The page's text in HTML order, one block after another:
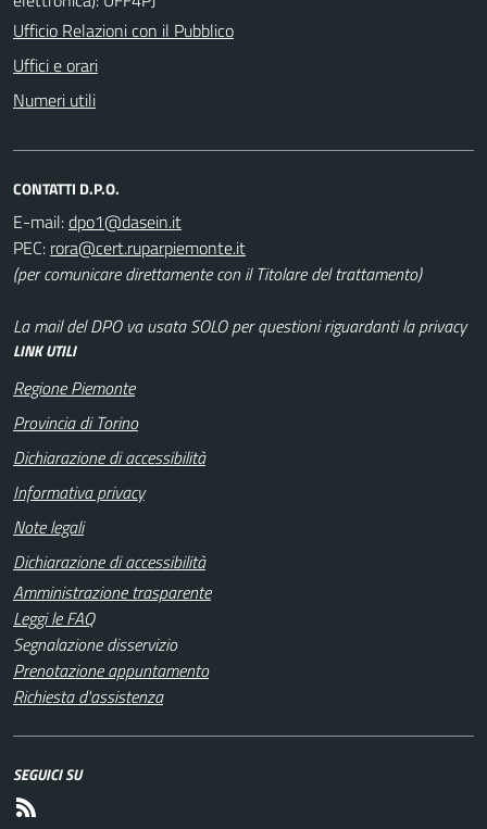
Ufficio Relazioni con il Pubblico
Uffici e orari
Numeri utili
CONTATTI D.P.O.
E-mail:
PEC:
(per comunicare direttamente con il Titolare del trattamento)
La mail del DPO va usata SOLO per questioni riguardanti la privacy
LINK UTILI
Regione Piemonte
Provincia di Torino
Dichiarazione di accessibilità
Informativa privacy
Note legali
Dichiarazione di accessibilità
Amministrazione trasparente
Leggi le FAQ
Segnalazione disservizio
Prenotazione appuntamento
Richiesta d'assistenza
SEGUICI SU